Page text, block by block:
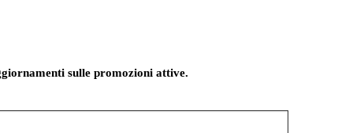
sulle promozioni attive.